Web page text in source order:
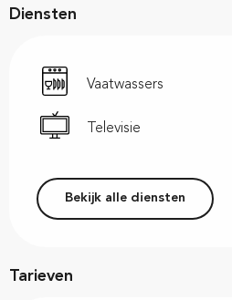
Diensten
Vaatwassers
Televisie
Bekijk alle diensten
Tarieven